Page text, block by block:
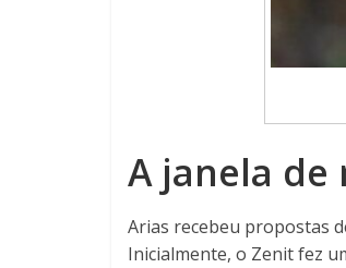
A janela de
Arias recebeu propostas
Inicialmente, o Zenit fez